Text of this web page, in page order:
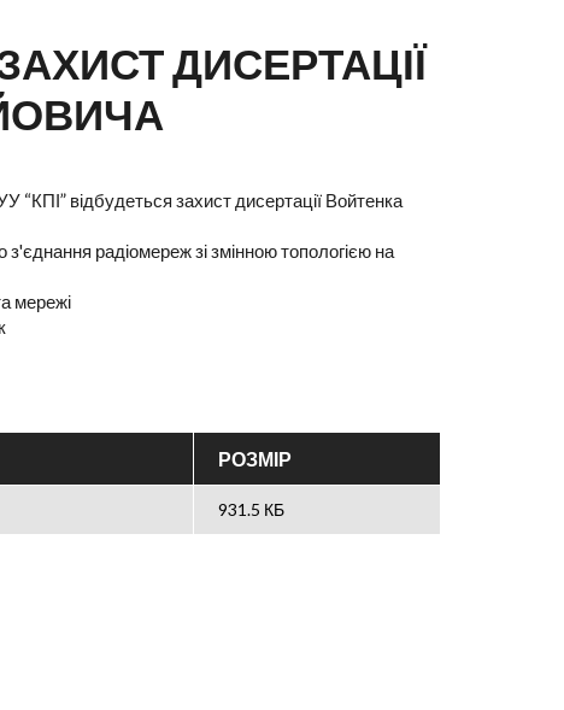
ДИСЕРТАЦІЇ
“КПІ” відбудеться захист дисертації Войтенка
радіомереж зі змінною топологією на
мережі
РОЗМІР
931.5 КБ